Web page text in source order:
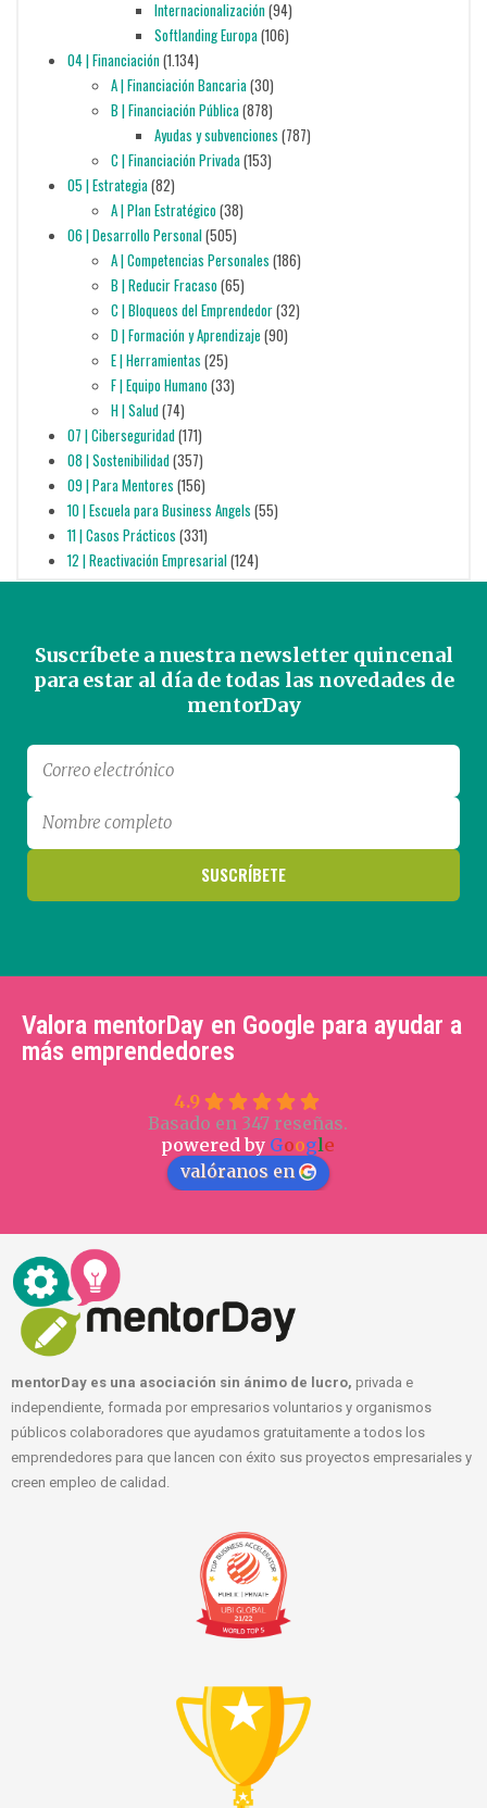
Internacionalización(94)
Softlanding Europa(106)
04 | Financiación(1.134)
A | Financiación Bancaria(30)
B | Financiación Pública(878)
Ayudas y subvenciones (787)
C | Financiación Privada(153)
05 | Estrategia(82)
A | Plan Estratégico(38)
06 | Desarrollo Personal(505)
A | Competencias Personales (186)
B | Reducir Fracaso(65)
C | Bloqueos del Emprendedor(32)
D | Formación y Aprendizaje (90)
E | Herramientas (25)
F | Equipo Humano(33)
H | Salud(74)
07 | Ciberseguridad(171)
08 | Sostenibilidad(357)
09 | Para Mentores (156)
10 | Escuela para Business Angels (55)
11 | Casos Prácticos (331)
12 | Reactivación Empresarial(124)
Suscríbete a nuestra newsletter quincenal
para estar al día de todas las novedades de
mentorDay
Valora mentorDay en Google para ayudar a
más emprendedores
4.9
Basado en 347 reseñas.
powered by Google
valóranos en
mentorDay es una asociación sin ánimo de lucro, privada e
independiente, formada por empresarios voluntarios y organismos
públicos colaboradores que ayudamos gratuitamente a todos los
emprendedores para que lancen con éxito sus proyectos empresariales y
creen empleo de calidad.